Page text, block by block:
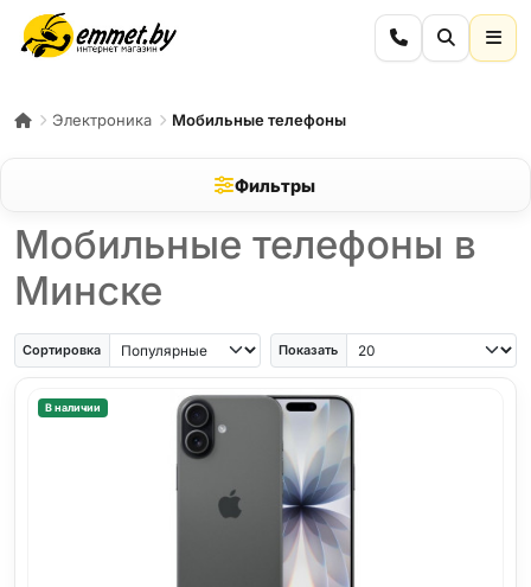
Электроника Мобильные телефоны
Фильтры
Мобильные телефоны в
Минске
iPhone AiriPhone SESamsung Galaxy A56Samsung Galaxy A57 iPhone 17
Сортировка Показать
В наличии